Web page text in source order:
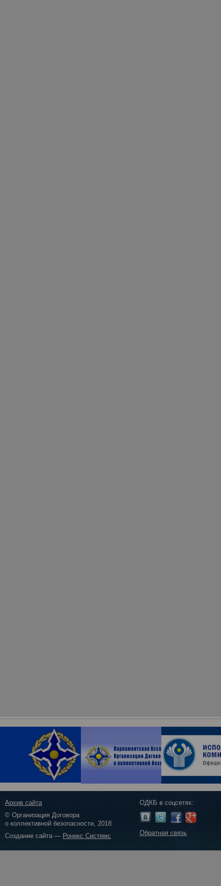
Архив сайта
© Организация Договора
о коллективной безопасности, 2018
Создание сайта — Роникс Системс
ОДКБ в соцсетях:
Обратная связь